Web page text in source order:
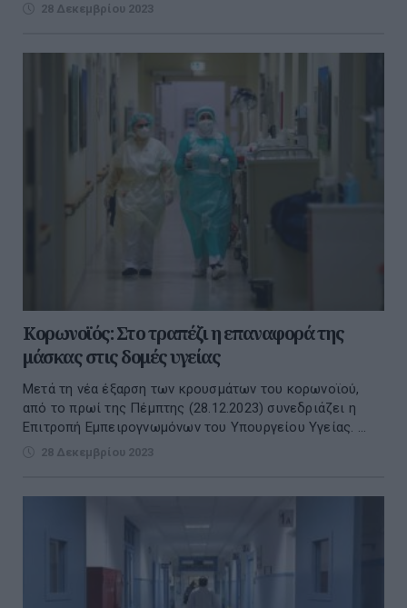
28 Δεκεμβρίου 2023
Κορωνοϊός: Στο τραπέζι η επαναφορά της
μάσκας στις δομές υγείας
Mετά τη νέα έξαρση των κρουσμάτων του κορωνοϊού,
από το πρωί της Πέμπτης (28.12.2023) συνεδριάζει η
Επιτροπή Εμπειρογνωμόνων του Υπουργείου Υγείας. ...
28 Δεκεμβρίου 2023